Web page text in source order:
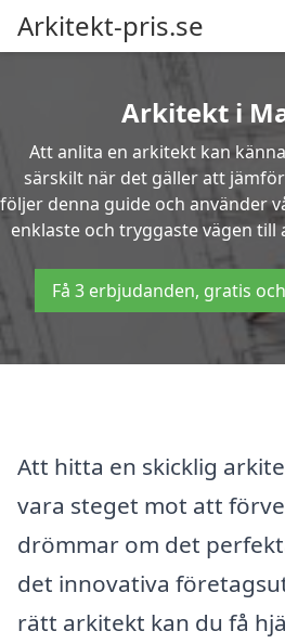
Arkitekt-pris.se
Arkitekt i
Att anlita en arkitekt kan
särskilt när det gäller att
följer denna guide och använder
enklaste och tryggaste vägen
Få 3 erbjudanden, gratis
Att hitta en skicklig
vara steget mot att
drömmar om det
det innovativa
rätt arkitekt kan du få